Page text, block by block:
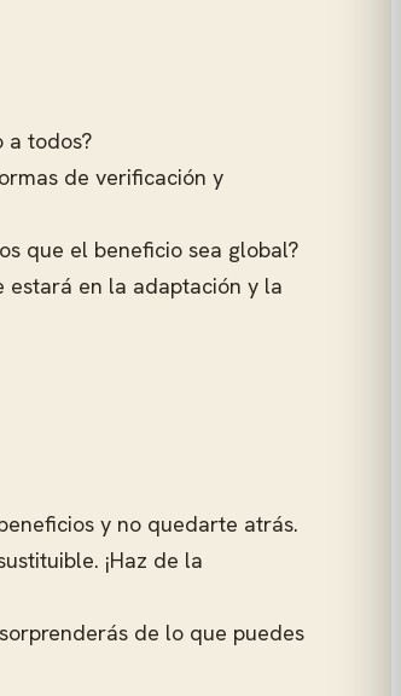
a todos?
de verificación y
que el beneficio sea global?
estará en la adaptación y la
y no quedarte atrás.
¡Haz de la
de lo que puedes